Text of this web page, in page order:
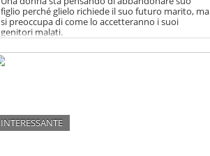
figlio perché glielo richiede il suo futuro marito, ma
si preoccupa di come lo accetteranno i suoi
genitori malati.
INTERESSANTE